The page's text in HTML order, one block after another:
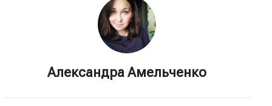
Александра Амельченко